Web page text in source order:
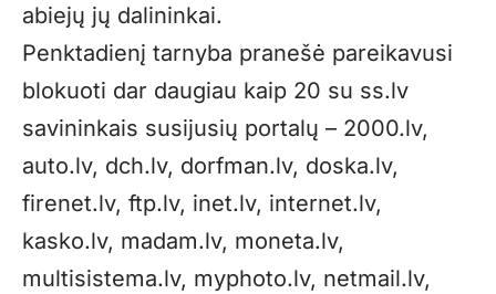
abiejų jų dalininkai.
Penktadienį tarnyba pranešė pareikavusi
blokuoti dar daugiau kaip 20 su ss.lv
savininkais susijusių portalų – 2000.lv,
auto.lv, dch.lv, dorfman.lv, doska.lv,
firenet.lv, ftp.lv, inet.lv, internet.lv,
kasko.lv, madam.lv, moneta.lv,
multisistema.lv, myphoto.lv, netmail.lv,